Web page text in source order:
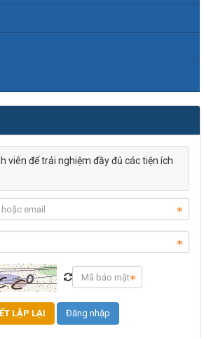
viên để trải nghiệm đầy đủ các tiện ích
Đăng nhập